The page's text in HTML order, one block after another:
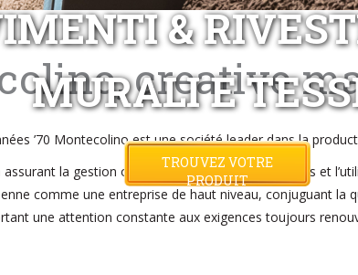
&
MURALI E
TROUVEZ VOTRE
PRODUIT
creative
’70 Montecolino est une société leader dans la
la gestion optimale des matières premières et
comme une entreprise de haut niveau, conjuguant la
une attention constante aux exigences toujours